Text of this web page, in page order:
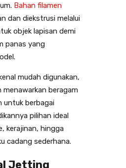
Bahan filamen
dan diekstrusi melalui
objek lapisan demi
panas yang
mudah digunakan,
menawarkan beragam
untuk berbagai
pilihan ideal
kerajinan, hingga
cadang sederhana.
Jetting